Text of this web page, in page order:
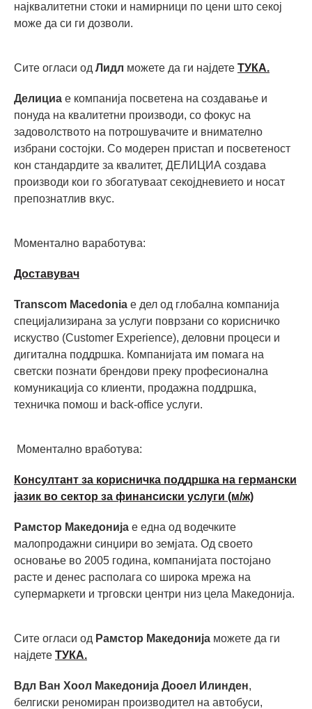
најквалитетни стоки и намирници по цени што секој
може да си ги дозволи.
Сите огласи од Лидл можете да ги најдете ТУКА.
Делициа е компанија посветена на создавање и
понуда на квалитетни производи, со фокус на
задоволството на потрошувачите и внимателно
избрани состојки. Со модерен пристап и посветеност
кон стандардите за квалитет, ДЕЛИЦИА создава
производи кои го збогатуваат секојдневието и носат
препознатлив вкус.
Моментално ваработува:
Доставувач
Transcom Macedonia е дел од глобална компанија
специјализирана за услуги поврзани со корисничко
искуство (Customer Experience), деловни процеси и
дигитална поддршка. Компанијата им помага на
светски познати брендови преку професионална
комуникација со клиенти, продажна поддршка,
техничка помош и back-office услуги.
Моментално вработува:
Консултант за корисничка поддршка на германски
јазик во сектор за финансиски услуги (м/ж)
Рамстор Македонија е една од водечките
малопродажни синџири во земјата. Од своето
основање во 2005 година, компанијата постојано
расте и денес располага со широка мрежа на
супермаркети и трговски центри низ цела Македонија.
Сите огласи од Рамстор Македонија можете да ги
најдете ТУКА.
Вдл Ван Хоол Македонија Дооел Илинден,
белгиски реномиран производител на автобуси,